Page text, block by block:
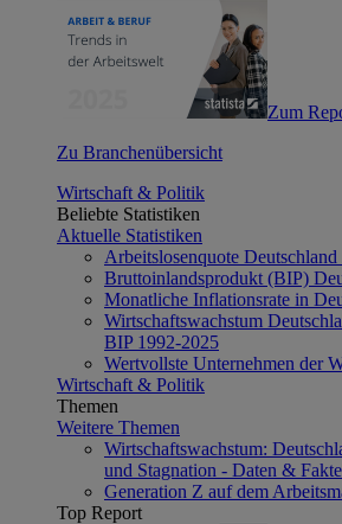
Zum
Zu Branchenübersicht
Wirtschaft & Politik
Beliebte Statistiken
Aktuelle Statistiken
Arbeitslosenquote
Bruttoinlandsprodukt (BIP)
Monatliche Inflationsrate in
Wirtschaftswachstum
BIP 1992-2025
Wertvollste Unternehmen der
Wirtschaft & Politik
Themen
Weitere Themen
Wirtschaftswachstum:
und Stagnation - Daten &
Generation Z auf dem
Top Report